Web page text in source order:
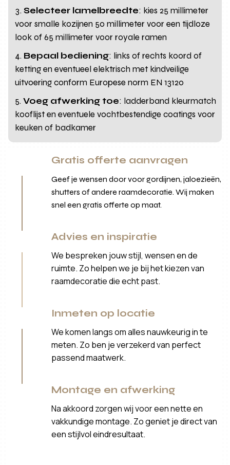
Selecteer lamelbreedte: kies 25 millimeter
voor smalle kozijnen 50 millimeter voor een tijdloze
look of 65 millimeter voor royale ramen
Bepaal bediening: links of rechts koord of
ketting en eventueel elektrisch met kindveilige
uitvoering conform Europese norm EN 13120
Voeg afwerking toe: ladderband kleurmatch
kooflijst en eventuele vochtbestendige coatings voor
keuken of badkamer
Gratis offerte aanvragen
Geef je wensen door voor gordijnen, jaloezieën,
shutters of andere raamdecoratie. Wij maken
snel een gratis offerte op maat.
Advies en inspiratie
We bespreken jouw stijl, wensen en de
ruimte. Zo helpen we je bij het kiezen van
raamdecoratie die echt past.
Inmeten op locatie
We komen langs om alles nauwkeurig in te
meten. Zo ben je verzekerd van perfect
passend maatwerk.
Montage en afwerking
Na akkoord zorgen wij voor een nette en
vakkundige montage. Zo geniet je direct van
een stijlvol eindresultaat.